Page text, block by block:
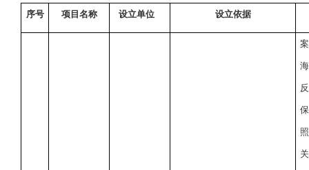
序号 项目名称 设立单位 设立依据